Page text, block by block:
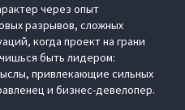
через опыт
разрывов, сложных
когда проект на грани
быть лидером:
привлекающие сильных
и бизнес-девелопер.